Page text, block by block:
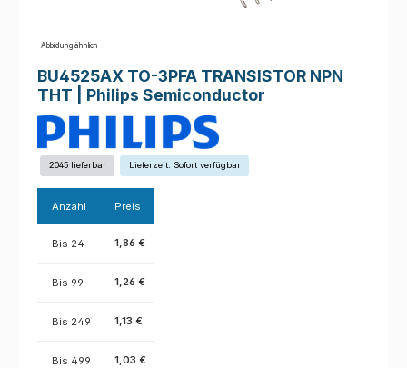
Abbildung ähnlich
BU4525AX TO-3PFA TRANSISTOR NPN
THT | Philips Semiconductor
2045 lieferbar Lieferzeit: Sofort verfügbar
Anzahl Preis
Bis 24 1,86 €
Bis 99 1,26 €
Bis 249 1,13 €
Bis 499 1,03 €